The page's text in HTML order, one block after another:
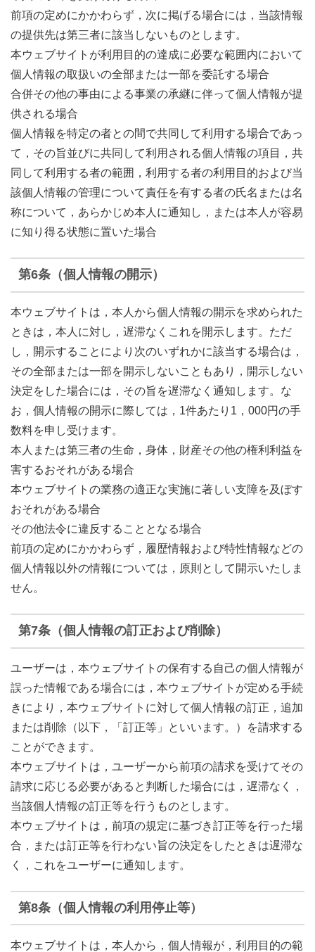
前項の定めにかかわらず，次に掲げる場合には，当該情報
の提供先は第三者に該当しないものとします。
本ウェブサイトが利用目的の達成に必要な範囲内において
個人情報の取扱いの全部または一部を委託する場合
合併その他の事由による事業の承継に伴って個人情報が提
供される場合
個人情報を特定の者との間で共同して利用する場合であっ
て，その旨並びに共同して利用される個人情報の項目，共
同して利用する者の範囲，利用する者の利用目的および当
該個人情報の管理について責任を有する者の氏名または名
称について，あらかじめ本人に通知し，または本人が容易
に知り得る状態に置いた場合
第6条（個人情報の開示）
本ウェブサイトは，本人から個人情報の開示を求められた
ときは，本人に対し，遅滞なくこれを開示します。ただ
し，開示することにより次のいずれかに該当する場合は，
その全部または一部を開示しないこともあり，開示しない
決定をした場合には，その旨を遅滞なく通知します。な
お，個人情報の開示に際しては，1件あたり1，000円の手
数料を申し受けます。
本人または第三者の生命，身体，財産その他の権利利益を
害するおそれがある場合
本ウェブサイトの業務の適正な実施に著しい支障を及ぼす
おそれがある場合
その他法令に違反することとなる場合
前項の定めにかかわらず，履歴情報および特性情報などの
個人情報以外の情報については，原則として開示いたしま
せん。
第7条（個人情報の訂正および削除）
ユーザーは，本ウェブサイトの保有する自己の個人情報が
誤った情報である場合には，本ウェブサイトが定める手続
きにより，本ウェブサイトに対して個人情報の訂正，追加
または削除（以下，「訂正等」といいます。）を請求する
ことができます。
本ウェブサイトは，ユーザーから前項の請求を受けてその
請求に応じる必要があると判断した場合には，遅滞なく，
当該個人情報の訂正等を行うものとします。
本ウェブサイトは，前項の規定に基づき訂正等を行った場
合，または訂正等を行わない旨の決定をしたときは遅滞な
く，これをユーザーに通知します。
第8条（個人情報の利用停止等）
本ウェブサイトは，本人から，個人情報が，利用目的の範